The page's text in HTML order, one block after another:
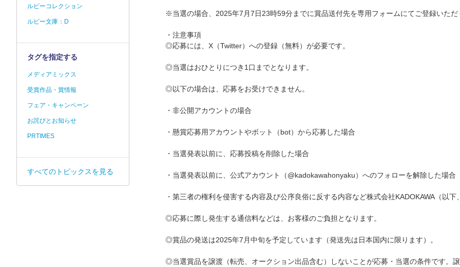
※当選の場合、2025年7月7日23時59分までに賞品送付先を専用フォームにてご登録いた
・注意事項
◎応募には、X（Twitter）への登録（無料）が必要です。
◎当選はおひとりにつき1口までとなります。
◎以下の場合は、応募をお受けできません。
・非公開アカウントの場合
・懸賞応募用アカウントやボット（bot）から応募した場合
・当選発表以前に、応募投稿を削除した場合
・当選発表以前に、公式アカウント（@kadokawahonyaku）へのフォローを解除した場合
・第三者の権利を侵害する内容及び公序良俗に反する内容など株式会社KADOKAWA（以
◎応募に際し発生する通信料などは、お客様のご負担となります。
◎賞品の発送は2025年7月中旬を予定しています（発送先は日本国内に限ります）。
◎当選賞品を譲渡（転売、オークション出品含む）しないことが応募・当選の条件です。
ルビーコレクション
ルビー文庫：D
タグを指定する
メディアミックス
受賞作品・賞情報
フェア・キャンペーン
お詫びとお知らせ
PRTIMES
すべてのトピックスを見る